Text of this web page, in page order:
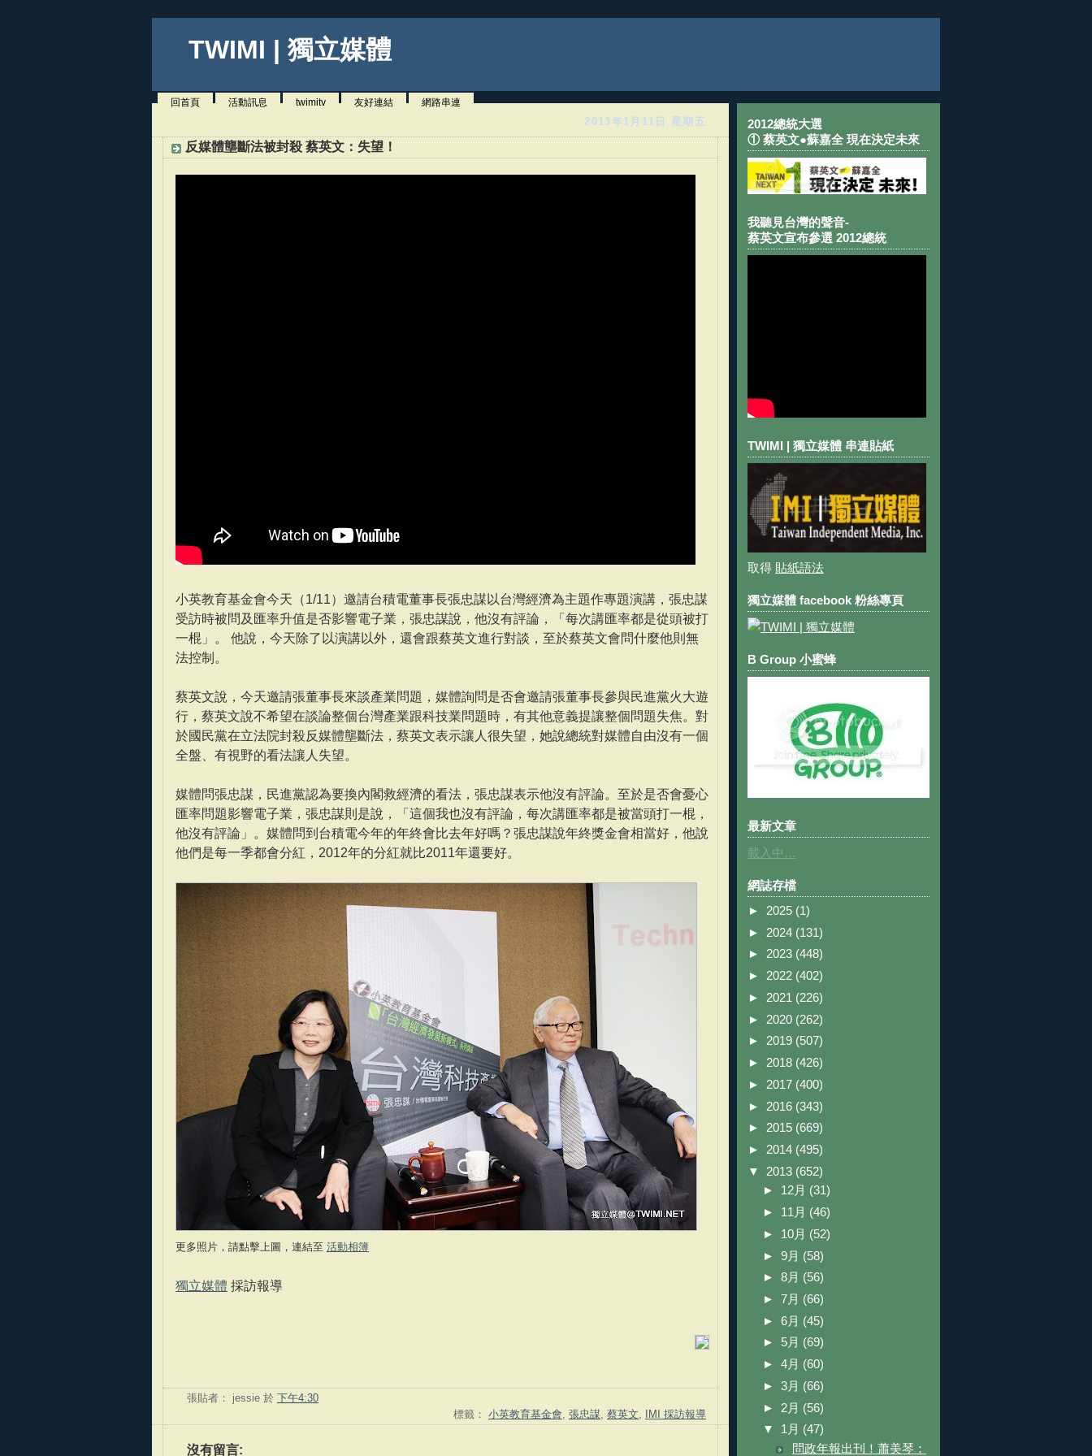
TWIMI | 獨立媒體
回首頁 活動訊息 twimitv 友好連結 網路串連
2013年1月11日 星期五
反媒體壟斷法被封殺 蔡英文：失望！
小英教育基金會今天（1/11）邀請台積電董事長張忠謀以台灣經濟為主題作專題演講，張忠謀
受訪時被問及匯率升值是否影響電子業，張忠謀說，他沒有評論，「每次講匯率都是從頭被打
一棍」。 他說，今天除了以演講以外，還會跟蔡英文進行對談，至於蔡英文會問什麼他則無
法控制。
蔡英文說，今天邀請張董事長來談產業問題，媒體詢問是否會邀請張董事長參與民進黨火大遊
行，蔡英文說不希望在談論整個台灣產業跟科技業問題時，有其他意義提讓整個問題失焦。對
於國民黨在立法院封殺反媒體壟斷法，蔡英文表示讓人很失望，她說總統對媒體自由沒有一個
全盤、有視野的看法讓人失望。
媒體問張忠謀，民進黨認為要換內閣救經濟的看法，張忠謀表示他沒有評論。至於是否會憂心
匯率問題影響電子業，張忠謀則是說，「這個我也沒有評論，每次講匯率都是被當頭打一棍，
他沒有評論」。媒體問到台積電今年的年終會比去年好嗎？張忠謀說年終獎金會相當好，他說
他們是每一季都會分紅，2012年的分紅就比2011年還要好。
更多照片，請點擊上圖，連結至 活動相簿
獨立媒體 採訪報導
張貼者： jessie 於 下午4:30
標籤： 小英教育基金會 張忠謀 蔡英文 IMI 採訪報導
沒有留言:
2012總統大選
① 蔡英文●蘇嘉全 現在決定未來
我聽見台灣的聲音-
蔡英文宣布參選 2012總統
TWIMI | 獨立媒體 串連貼紙
取得 貼紙語法
獨立媒體 facebook 粉絲專頁
B Group 小蜜蜂
最新文章
載入中…
網誌存檔
► 2025 (1)
► 2024 (131)
► 2023 (448)
► 2022 (402)
► 2021 (226)
► 2020 (262)
► 2019 (507)
► 2018 (426)
► 2017 (400)
► 2016 (343)
► 2015 (669)
► 2014 (495)
▼ 2013 (652)
► 12月 (31)
► 11月 (46)
► 10月 (52)
► 9月 (58)
► 8月 (56)
► 7月 (66)
► 6月 (45)
► 5月 (69)
► 4月 (60)
► 3月 (66)
► 2月 (56)
▼ 1月 (47)
問政年報出刊！蕭美琴：